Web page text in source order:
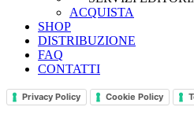
ACQUISTA
SHOP
DISTRIBUZIONE
FAQ
CONTATTI
Privacy Policy Cookie Policy